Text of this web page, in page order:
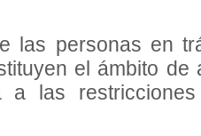
las personas en
el ámbito
a las